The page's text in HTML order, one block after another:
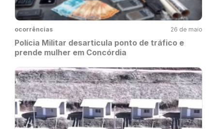
ocorrências 26 de maio
Polícia Militar desarticula ponto de tráfico e
prende mulher em Concórdia